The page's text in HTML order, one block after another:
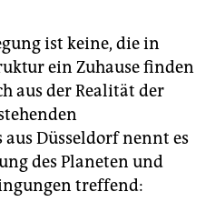
ist keine, die in
ein Zuhause finden
aus der Realität der
Düsseldorf nennt es
des Planeten und
treffend: